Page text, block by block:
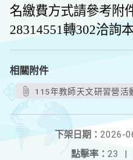
名繳費方式請參考附
28314551轉302洽詢
相關附件
115年教師天文研習營活
下架日期： 2026-
點擊率： 23 |